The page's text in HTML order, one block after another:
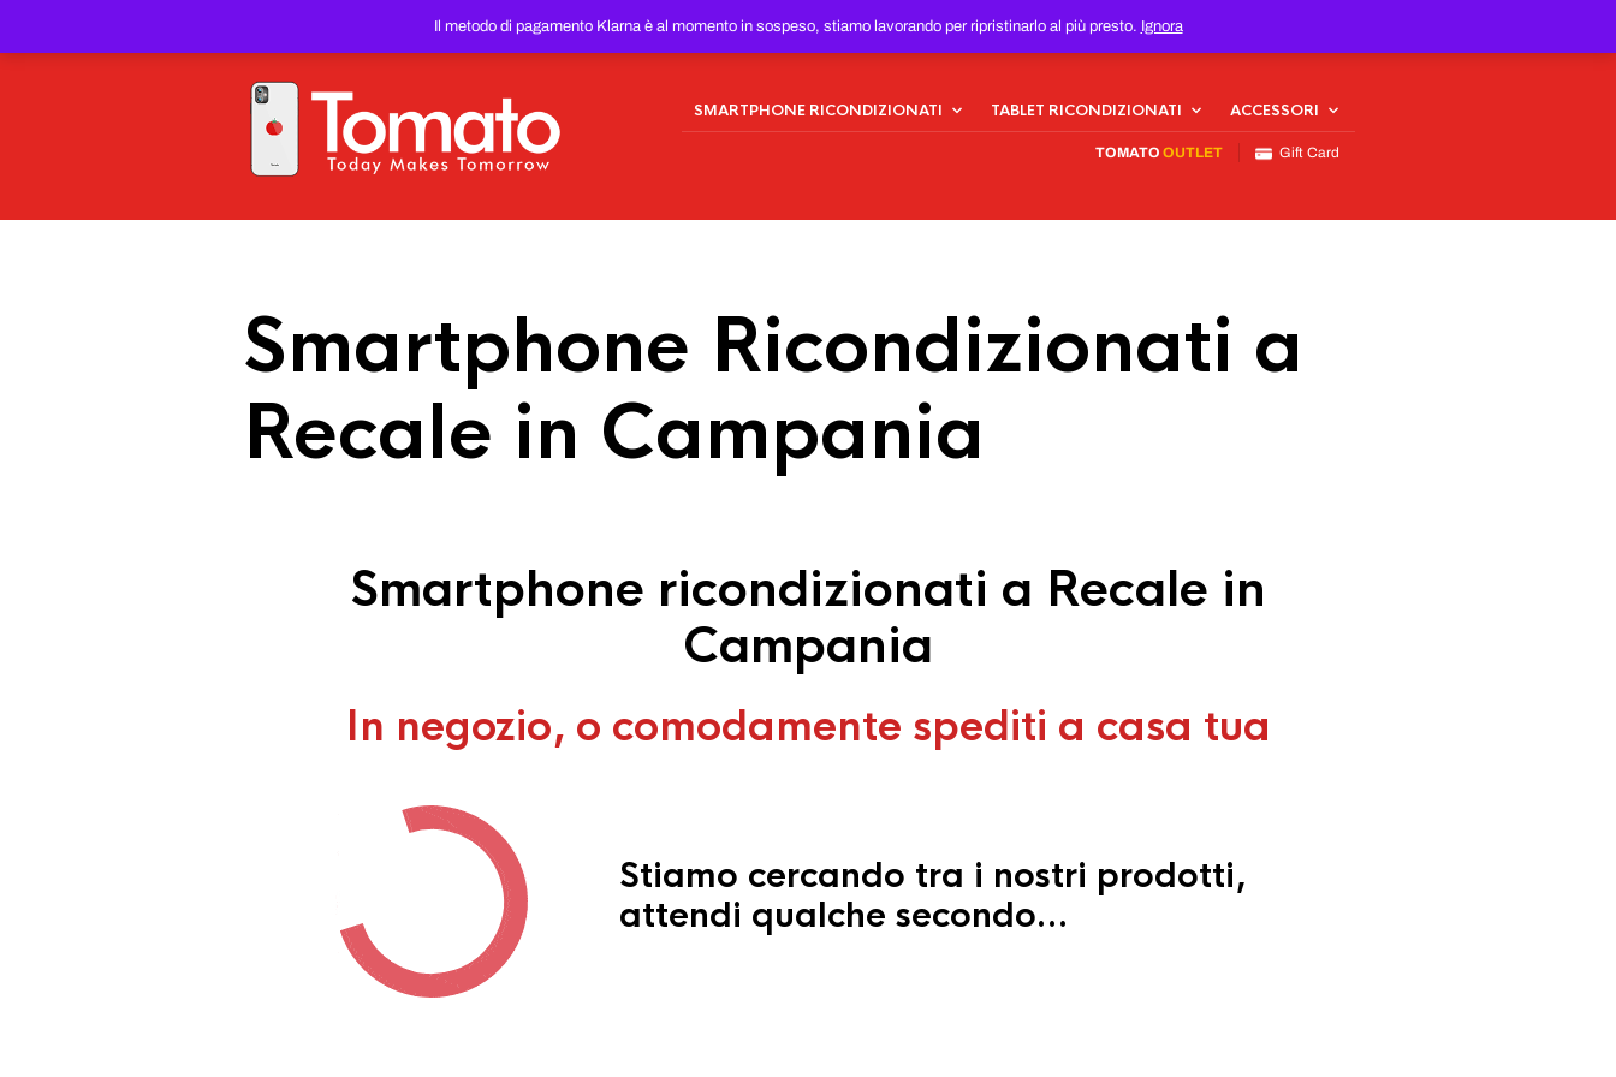
Il metodo di pagamento Klarna è al momento in sospeso, stiamo lavorando per ripristinarlo al più presto. Ignora
PREZZO DEL WEB!
SMARTPHONE RICONDIZIONATI TABLET RICONDIZIONATI ACCESSORI
TOMATO OUTLET Gift Card
Smartphone Ricondizionati a
Recale in Campania
Smartphone ricondizionati a Recale in
Campania
In negozio, o comodamente spediti a casa tua
Stiamo cercando tra i nostri prodotti,
attendi qualche secondo…